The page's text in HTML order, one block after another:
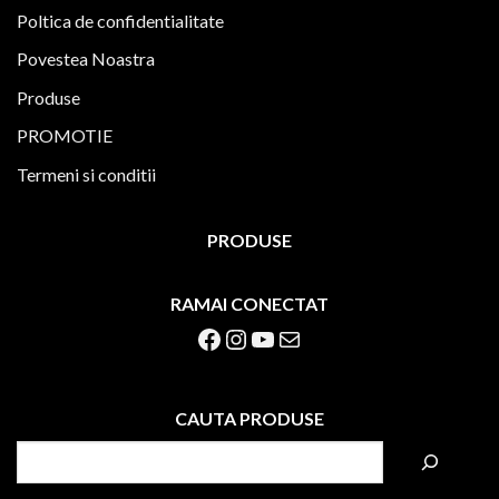
Poltica de confidentialitate
Povestea Noastra
Produse
PROMOTIE
Termeni si conditii
PRODUSE
RAMAI CONECTAT
Facebook Instagram YouTube Mail
CAUTA PRODUSE
e